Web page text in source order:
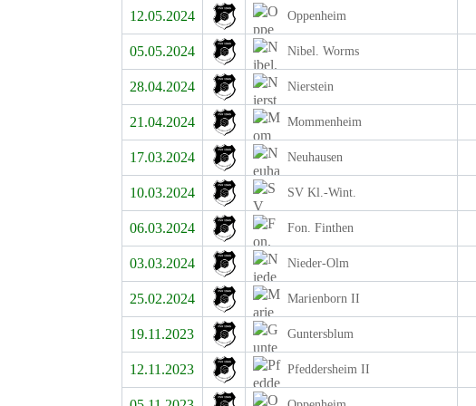
12.05.2024 Oppenheim
05.05.2024 Nibel. Worms
28.04.2024 Nierstein
21.04.2024 Mommenheim
17.03.2024 Neuhausen
10.03.2024 SV Kl.-Wint.
06.03.2024 Fon. Finthen
03.03.2024 Nieder-Olm
25.02.2024 Marienborn II
19.11.2023 Guntersblum
12.11.2023 Pfeddersheim II